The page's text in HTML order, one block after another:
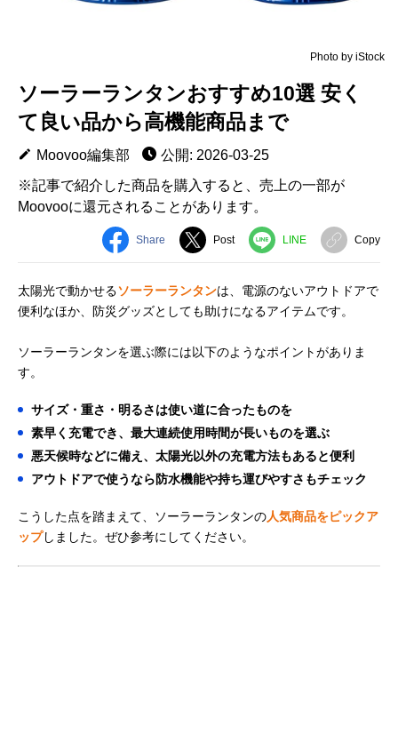
Photo by iStock
ソーラーランタンおすすめ10選 安く
て良い品から高機能商品まで
Moovoo編集部
公開: 2026-03-25
※記事で紹介した商品を購入すると、売上の一部が
Moovooに還元されることがあります。
Share Post LINE Copy
太陽光で動かせるソーラーランタンは、電源のないアウトドアで
便利なほか、防災グッズとしても助けになるアイテムです。
ソーラーランタンを選ぶ際には以下のようなポイントがありま
す。
サイズ・重さ・明るさは使い道に合ったものを
素早く充電でき、最大連続使用時間が長いものを選ぶ
悪天候時などに備え、太陽光以外の充電方法もあると便利
アウトドアで使うなら防水機能や持ち運びやすさもチェック
こうした点を踏まえて、ソーラーランタンの人気商品をピックア
ップしました。ぜひ参考にしてください。